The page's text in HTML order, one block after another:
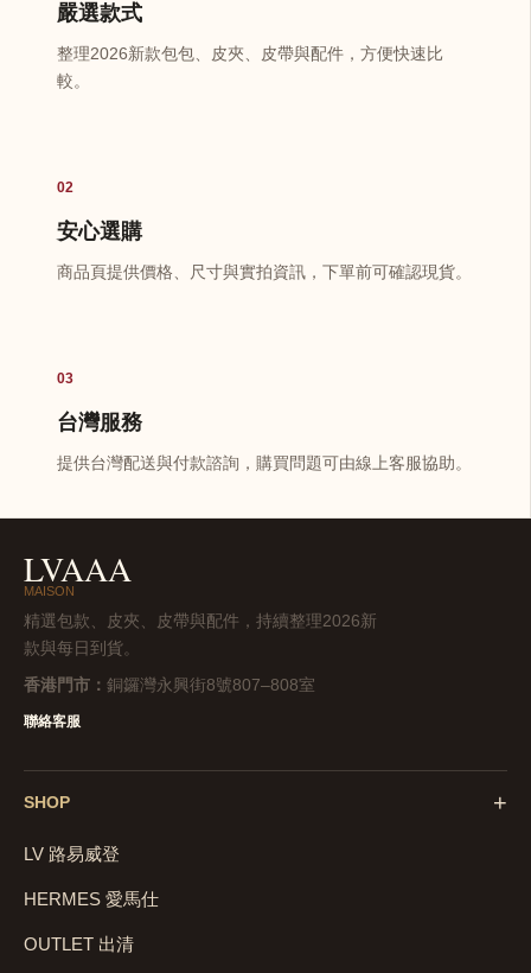
嚴選款式
整理2026新款包包、皮夾、皮帶與配件，方便快速比
較。
02
安心選購
商品頁提供價格、尺寸與實拍資訊，下單前可確認現貨。
03
台灣服務
提供台灣配送與付款諮詢，購買問題可由線上客服協助。
LVAAA
MAISON
精選包款、皮夾、皮帶與配件，持續整理2026新
款與每日到貨。
香港門市： 銅鑼灣永興街8號807–808室
聯絡客服
SHOP +
LV 路易威登
HERMES 愛馬仕
OUTLET 出清